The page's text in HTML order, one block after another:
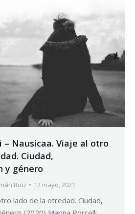
– Nausícaa. Viaje al otro
Ciudad,
y género
Ruiz 12 mayo, 2021
lado de la otredad. Ciudad,